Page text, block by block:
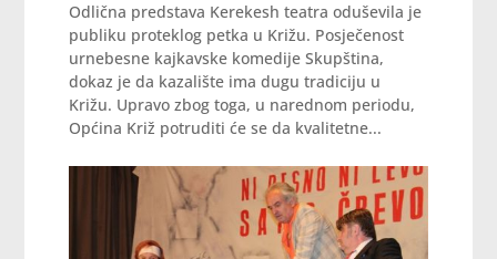
Odlična predstava Kerekesh teatra oduševila je
publiku proteklog petka u Križu. Posječenost
urnebesne kajkavske komedije Skupština,
dokaz je da kazalište ima dugu tradiciju u
Križu. Upravo zbog toga, u narednom periodu,
Općina Križ potruditi će se da kvalitetne...